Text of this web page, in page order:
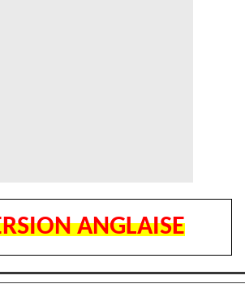
ANGLAISE